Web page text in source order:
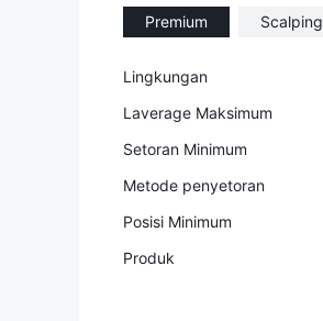
Premium Scalping
Lingkungan
Laverage Maksimum
Setoran Minimum
Metode penyetoran
Posisi Minimum
Produk